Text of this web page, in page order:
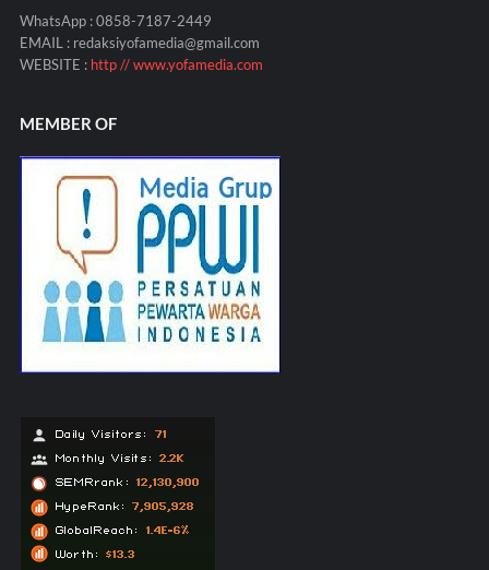
WhatsApp : 0858-7187-2449
EMAIL : redaksiyofamedia@gmail.com
WEBSITE : http // www.yofamedia.com
MEMBER OF